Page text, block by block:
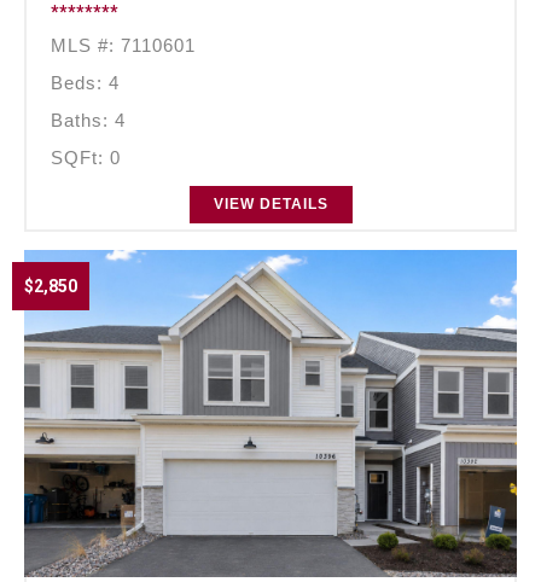
********
MLS #: 7110601
Beds: 4
Baths: 4
SQFt: 0
VIEW DETAILS
$2,850